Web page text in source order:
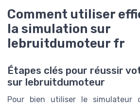
Comment utiliser
la simulation sur
lebruitdumoteur fr
Étapes clés pour réussir
sur lebruitdumoteur
Pour bien utiliser le simulateur